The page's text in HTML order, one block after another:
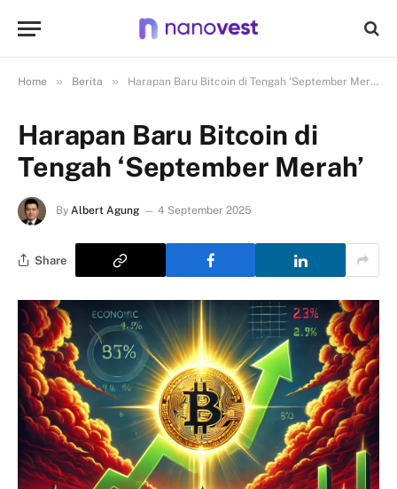
Home » Berita » Harapan Baru Bitcoin di Tengah ‘September Merah’
Harapan Baru Bitcoin di
Tengah ‘September Merah’
By Albert Agung 4 September 2025
Share